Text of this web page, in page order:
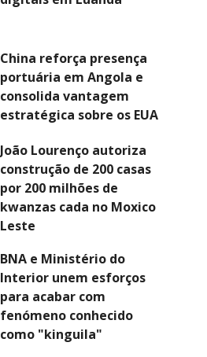
China reforça presença
portuária em Angola e
consolida vantagem
estratégica sobre os EUA
João Lourenço autoriza
construção de 200 casas
por 200 milhões de
kwanzas cada no Moxico
Leste
BNA e Ministério do
Interior unem esforços
para acabar com
fenómeno conhecido
como "kinguila"